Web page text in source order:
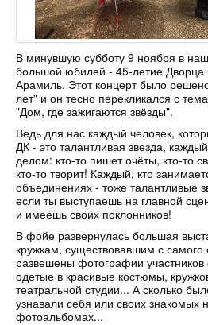
В минувшую субботу 9 ноября в
большой юбилей - 45-летие Дворца
Арамиль. Этот концерт было
лет" и он тесно перекликался с
"Дом, где зажигаются звёзды".
Ведь для нас каждый человек,
ДК - это талантливая звезда,
делом: кто-то пишет очёты, кто-то
кто-то творит! Каждый, кто
объединениях - тоже талантливые
если ты выступаешь на главной
и имеешь своих поклонников!
В фойе развернулась большая
кружкам, существовавшим с
развешены фотографии
одетые в красивые костюмы,
театральной студии... А сколько
узнавали себя или своих знакомых
фотоальбомах...